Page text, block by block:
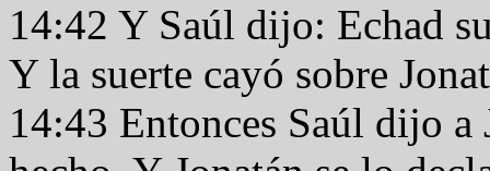
14:42 Y Saúl dijo: Echad
Y la suerte cayó sobre
14:43 Entonces Saúl dijo a